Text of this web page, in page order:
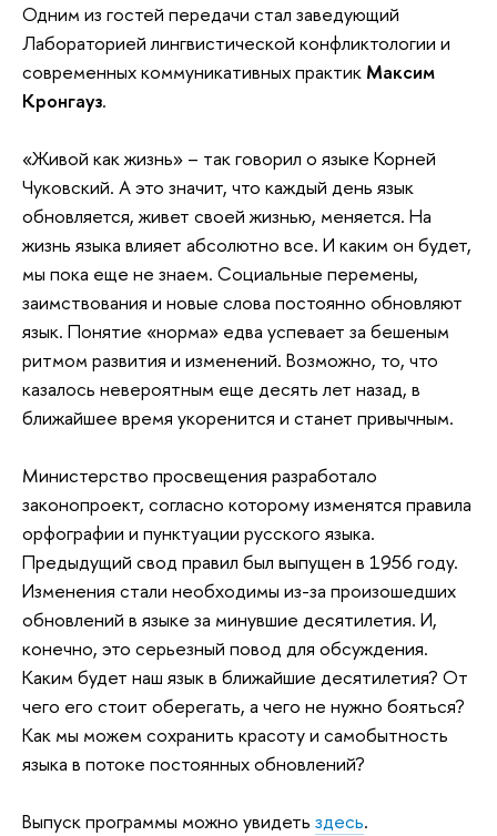
Одним из гостей передачи стал заведующий
Лабораторией лингвистической конфликтологии и
современных коммуникативных практик Максим
Кронгауз.
«Живой как жизнь»​ – так говорил о языке Корней
Чуковский. А это значит, что каждый день язык
обновляется, живет своей жизнью, меняется. На
жизнь языка влияет абсолютно все. И каким он будет,
мы пока еще не знаем. Социальные перемены,
заимствования и новые слова постоянно обновляют
язык. Понятие «норма» едва успевает за бешеным
ритмом развития и изменений. Возможно, то, что
казалось невероятным еще десять лет назад, ​в
ближайшее время укоренится и станет привычным. ​
Министерство просвещения разработало
законопроект, согласно которому изменятся правила
орфографии и пунктуации русского языка.
Предыдущий свод правил был выпущен в 1956 году. ​
Изменения стали необходимы из-за произошедших
обновлений в языке за минувшие десятилетия. И,
конечно, это серьезный повод для обсуждения.
Каким будет наш язык в ближайшие десятилетия? От
чего его стоит оберегать, а чего не нужно бояться?
Как мы можем сохранить красоту и самобытность
языка в потоке постоянных обновлений?
Выпуск программы можно увидеть здесь.